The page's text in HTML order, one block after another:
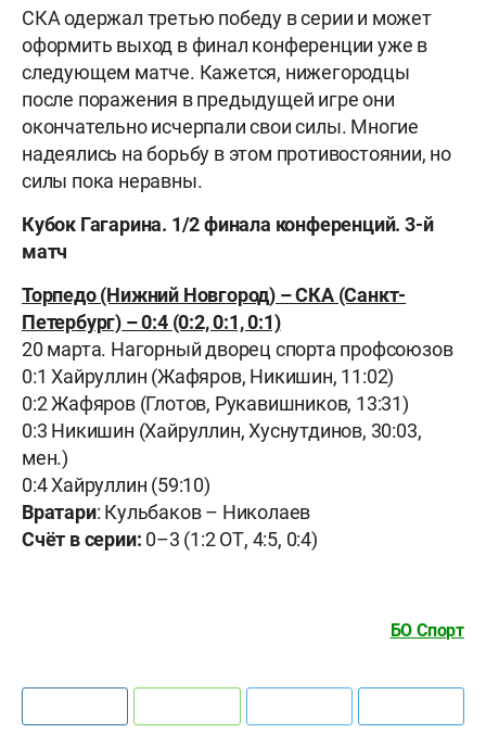
СКА одержал третью победу в серии и может
оформить выход в финал конференции уже в
следующем матче. Кажется, нижегородцы
после поражения в предыдущей игре они
окончательно исчерпали свои силы. Многие
надеялись на борьбу в этом противостоянии, но
силы пока неравны.
Кубок Гагарина. 1/2 финала конференций. 3-й
матч
Торпедо (Нижний Новгород) – СКА (Санкт-
Петербург) – 0:4 (0:2, 0:1, 0:1)
20 марта. Нагорный дворец спорта профсоюзов
0:1 Хайруллин (Жафяров, Никишин, 11:02)
0:2 Жафяров (Глотов, Рукавишников, 13:31)
0:3 Никишин (Хайруллин, Хуснутдинов, 30:03,
мен.)
0:4 Хайруллин (59:10)
Вратари: Кульбаков – Николаев
Счёт в серии: 0–3 (1:2 ОТ, 4:5, 0:4)
БО Спорт